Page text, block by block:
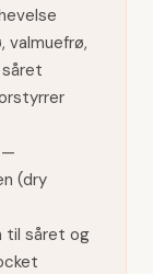
valmuefrø,
—
(dry
til såret og